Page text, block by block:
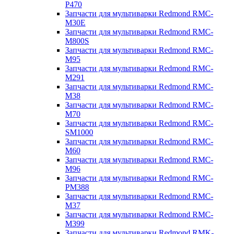
P470
Запчасти для мультиварки Redmond RMC-
M30E
Запчасти для мультиварки Redmond RMC-
M800S
Запчасти для мультиварки Redmond RMC-
M95
Запчасти для мультиварки Redmond RMC-
M291
Запчасти для мультиварки Redmond RMC-
M38
Запчасти для мультиварки Redmond RMC-
M70
Запчасти для мультиварки Redmond RMC-
SM1000
Запчасти для мультиварки Redmond RMC-
M60
Запчасти для мультиварки Redmond RMC-
M96
Запчасти для мультиварки Redmond RMC-
PM388
Запчасти для мультиварки Redmond RMC-
M37
Запчасти для мультиварки Redmond RMC-
M399